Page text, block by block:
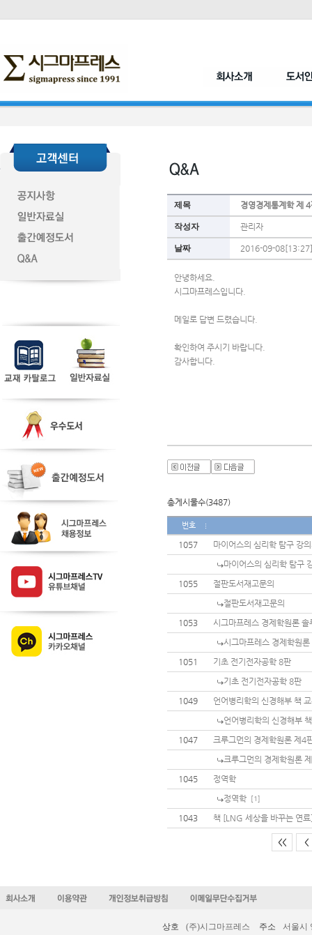
제목 경영경제통계학 제
작성자 관리자
날짜 2016-09-08[13:27]
안녕하세요.
시그마프레스입니다.
메일로 답변 드렸습니다.
확인하여 주시기 바랍니다.
감사합니다.
총게시물수(3487)
번호
1057
마이어스의 심리학 탐구 강
마이어스의 심리학 탐구
1055
절판도서재고문의
절판도서재고문의
1053
시그마프레스 경제학원론 솔
시그마프레스 경제학원론
1051
기초 전기전자공학 8판
기초 전기전자공학 8판
1049
언어병리학의 신경해부 책
언어병리학의 신경해부
1047
크루그먼의 경제학원론 제4
크루그먼의 경제학원론
1045
정역학
정역학 [1]
1043 책 [LNG 세상을 바꾸는 연
<< <
상호 (주)시그마프레스 주소
서울시